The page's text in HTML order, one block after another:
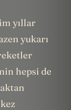
yıllar
yukarı
hepsi de